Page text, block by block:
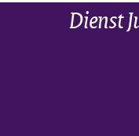
Dienst